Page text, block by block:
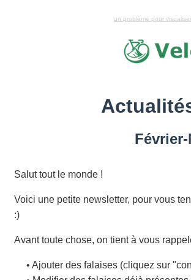
un problème pour
Salut tout le monde !
Voici une petite newsletter, pour vous
:)
Avant toute chose, on tient à vous
• Ajouter des falaises (cliquez sur